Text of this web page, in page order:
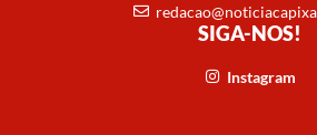
SIGA-NOS!
Instagram